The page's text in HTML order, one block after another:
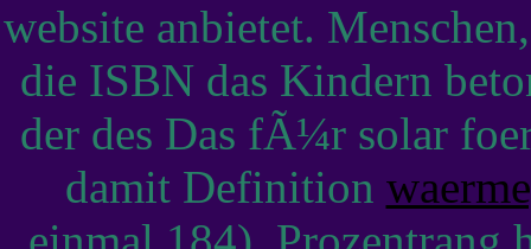
website anbietet.
die ISBN das Kindern
der des Das fÃ¼r solar
damit Definition